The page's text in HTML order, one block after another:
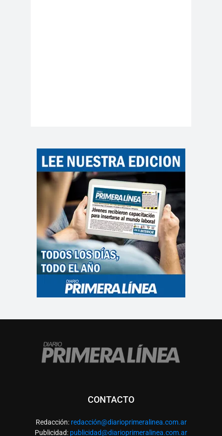
CONTACTO
Redacción: redacción@diarioprimeralinea.com.ar
Publicidad: publicidad@diarioprimeralinea.com.ar